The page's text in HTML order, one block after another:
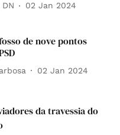
02 Jan 2024
de nove pontos
02 Jan 2024
da travessia do